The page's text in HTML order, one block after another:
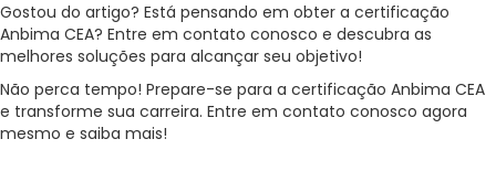
Gostou do artigo? Está pensando em obter a certificação
Anbima CEA? Entre em contato conosco e descubra as
melhores soluções para alcançar seu objetivo!
Não perca tempo! Prepare-se para a certificação Anbima CEA
e transforme sua carreira. Entre em contato conosco agora
mesmo e saiba mais!